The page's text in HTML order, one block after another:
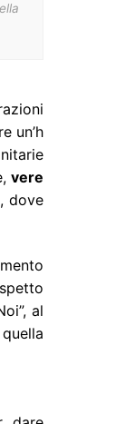
un’h
vere
, dove
al